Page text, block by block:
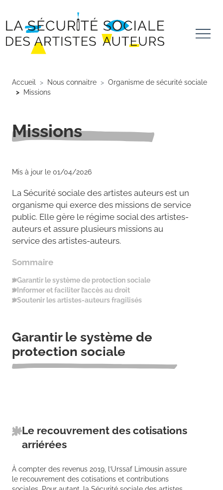
Accueil Nous connaitre
Organisme de sécurité sociale
Missions
Missions
Mis à jour le 01/04/2026
La Sécurité sociale des artistes auteurs est un
organisme qui exerce des missions de service
public. Elle gère le régime social des artistes-
auteurs et assure plusieurs missions au
service des artistes-auteurs.
Sommaire
Garantir le système de protection sociale
Informer et faciliter l’accès au droit
Soutenir les artistes-auteurs fragilisés
Garantir le système de
protection sociale
Le recouvrement des cotisations
arriérées
À compter des revenus 2019, l’Urssaf Limousin assure
le recouvrement des cotisations et contributions